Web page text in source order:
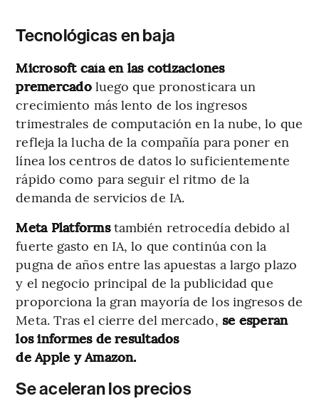
Tecnológicas en baja
Microsoft caía en las cotizaciones
premercadoluego que pronosticara un
crecimiento más lento de los ingresos
trimestrales de computación en la nube, lo que
refleja la lucha de la compañía para poner en
línea los centros de datos lo suficientemente
rápido como para seguir el ritmo de la
demanda de servicios de IA.
Meta Platformstambién retrocedía debido al
fuerte gasto en IA, lo que continúa con la
pugna de años entre las apuestas a largo plazo
y el negocio principal de la publicidad que
proporciona la gran mayoría de los ingresos de
Meta. Tras el cierre del mercado, se esperan
los informes de resultados
de Apple y Amazon.
Se aceleran los precios